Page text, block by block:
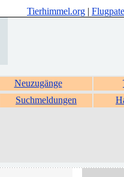
Tierhimmel.org |
Neuzugänge
Suchmeldungen